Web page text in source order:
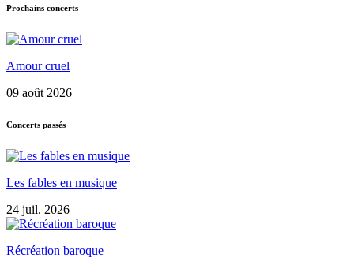
Prochains concerts
Amour cruel
09 août 2026
Concerts passés
Les fables en musique
24 juil. 2026
Récréation baroque